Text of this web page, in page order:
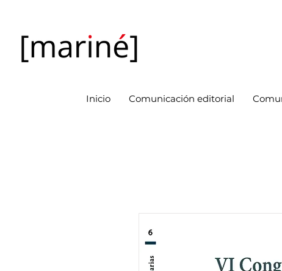
Inicio Comunicación editorial